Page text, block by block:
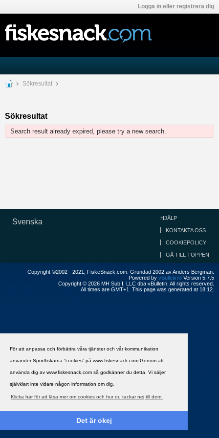
För att anpassa och förbättra våra tjänster och vår kommunikation
använder Sportfiskarna ”cookies” på www.fiskesnack.com.Genom att
använda dig av www.fiskesnack.com så godkänner du detta. Vi säljer
självklart inte vidare någon information om dig.
Klicka här för att läsa mer om cookies och hur du tackar nej till dem.
Det är okej
Logga in eller registrera dig
Sökresultat
Sökresultat
Search result already expired, please try a new search.
Svenska HJÄLP
KONTAKTA OSS
COOKIEPOLICY
GÅ TILL TOPPEN
Copyright ©2002 - 2021, FiskeSnack.com. Grundad 2002 av Anders Bergman.
Powered by vBulletin® Version 5.7.5
Copyright © 2026 MH Sub I, LLC dba vBulletin. All rights reserved.
All times are GMT+1. This page was generated at 18:12.